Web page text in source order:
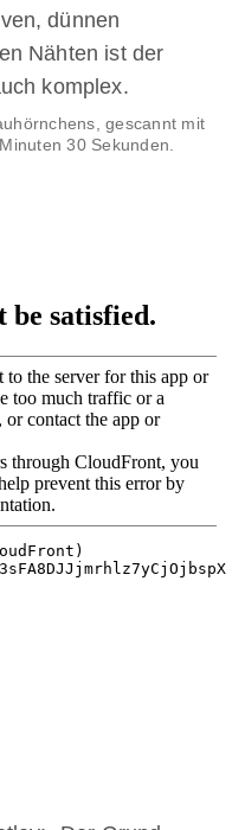
dünnen
Nähten ist der
komplex.
gescannt mit
30 Sekunden.